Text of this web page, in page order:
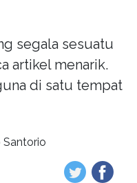
segala sesuatu
artikel menarik.
di satu tempat
Santorio